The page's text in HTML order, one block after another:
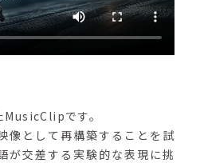
です。
像として再構築することを試
が交差する実験的な表現に挑